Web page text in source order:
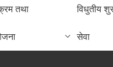
तथा विधुतीय
सेवा